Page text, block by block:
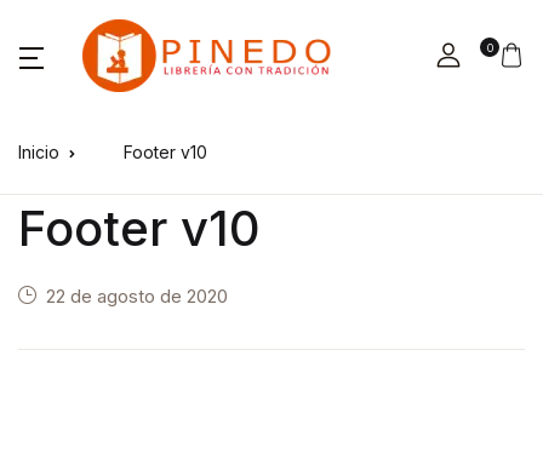
0
Inicio Footer v10
Footer v10
22 de agosto de 2020